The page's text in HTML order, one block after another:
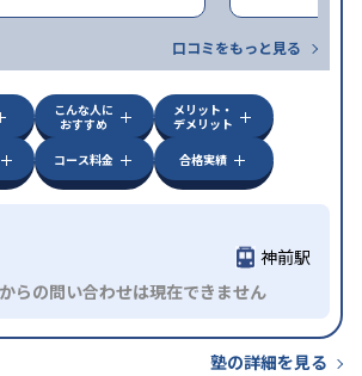
口コミをもっと見る
こんな人に
おすすめ
メリット・
デメリット
コース料金 合格実績
神前駅
らの問い合わせは現在できません
塾の詳細を見る